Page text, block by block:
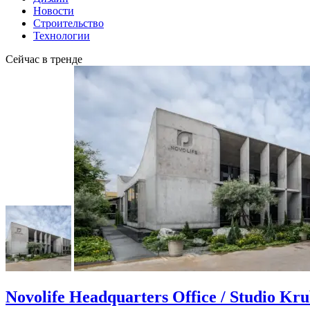
Новости
Строительство
Технологии
Сейчас в тренде
Novolife Headquarters Office / Studio